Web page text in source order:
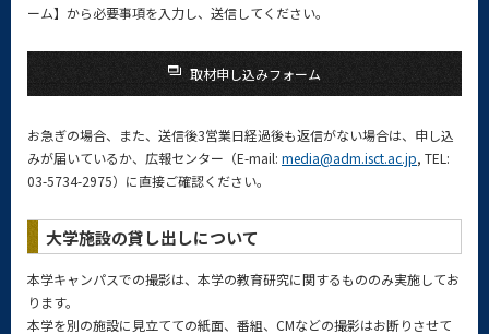
ーム】から必要事項を入力し、送信してください。
取材申し込みフォーム
お急ぎの場合、また、送信後3営業日経過後も返信がない場合は、申し込
みが届いているか、広報センター（E-mail: media@adm.isct.ac.jp, TEL:
03-5734-2975）に直接ご確認ください。
大学施設の貸し出しについて
本学キャンパスでの撮影は、本学の教育研究に関するもののみ実施してお
ります。
本学を別の施設に見立てての紙面、番組、CMなどの撮影はお断りさせて